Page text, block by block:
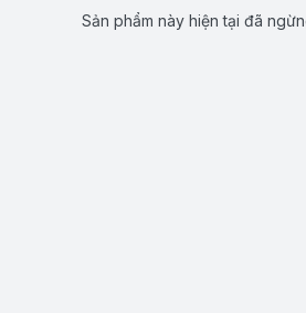
Sản phẩm này hiện tại đã